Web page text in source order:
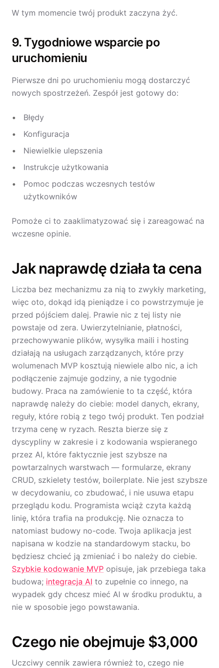
W tym momencie twój produkt zaczyna żyć.
9. Tygodniowe wsparcie po
uruchomieniu
Pierwsze dni po uruchomieniu mogą dostarczyć
nowych spostrzeżeń. Zespół jest gotowy do:
Błędy
Konfiguracja
Niewielkie ulepszenia
Instrukcje użytkowania
Pomoc podczas wczesnych testów
użytkowników
Pomoże ci to zaaklimatyzować się i zareagować na
wczesne opinie.
Jak naprawdę działa ta cena
Liczba bez mechanizmu za nią to zwykły marketing,
więc oto, dokąd idą pieniądze i co powstrzymuje je
przed pójściem dalej. Prawie nic z tej listy nie
powstaje od zera. Uwierzytelnianie, płatności,
przechowywanie plików, wysyłka maili i hosting
działają na usługach zarządzanych, które przy
wolumenach MVP kosztują niewiele albo nic, a ich
podłączenie zajmuje godziny, a nie tygodnie
budowy. Praca na zamówienie to ta część, która
naprawdę należy do ciebie: model danych, ekrany,
reguły, które robią z tego twój produkt. Ten podział
trzyma cenę w ryzach. Reszta bierze się z
dyscypliny w zakresie i z kodowania wspieranego
przez AI, które faktycznie jest szybsze na
powtarzalnych warstwach — formularze, ekrany
CRUD, szkielety testów, boilerplate. Nie jest szybsze
w decydowaniu, co zbudować, i nie usuwa etapu
przeglądu kodu. Programista wciąż czyta każdą
linię, która trafia na produkcję. Nie oznacza to
natomiast budowy no-code. Twoja aplikacja jest
napisana w kodzie na standardowym stacku, bo
będziesz chcieć ją zmieniać i bo należy do ciebie.
Szybkie kodowanie MVP opisuje, jak przebiega taka
budowa; integracja AI to zupełnie co innego, na
wypadek gdy chcesz mieć AI w środku produktu, a
nie w sposobie jego powstawania.
Czego nie obejmuje $3,000
Uczciwy cennik zawiera również to, czego nie